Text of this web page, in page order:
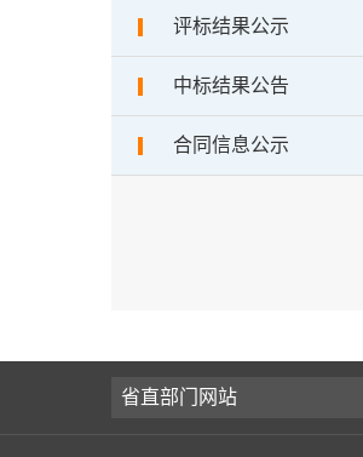
评标结果公示
中标结果公告
合同信息公示
省直部门网站